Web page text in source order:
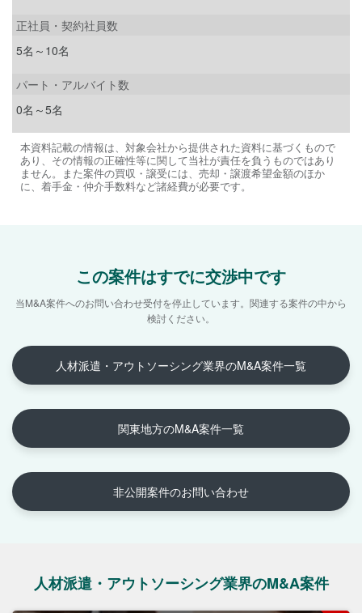
正社員・契約社員数
5名～10名
パート・アルバイト数
0名～5名
本資料記載の情報は、対象会社から提供された資料に基づくもので
あり、その情報の正確性等に関して当社が責任を負うものではあり
ません。また案件の買収・譲受には、売却・譲渡希望金額のほか
に、着手金・仲介手数料など諸経費が必要です。
この案件はすでに交渉中です
当M&A案件へのお問い合わせ受付を停止しています。 関連する案件の中から
検討ください。
人材派遣・アウトソーシング業界のM&A案件一覧
関東地方のM&A案件一覧
非公開案件のお問い合わせ
人材派遣・アウトソーシング業界のM&A案件